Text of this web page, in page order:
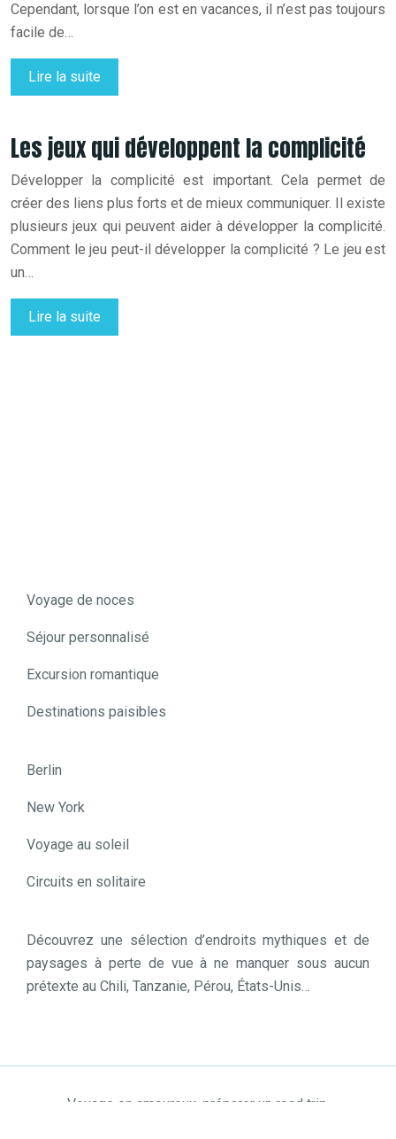
Cependant, lorsque l’on est en vacances, il n’est pas toujours
facile de…
Lire la suite
Les jeux qui développent la complicité
Développer la complicité est important. Cela permet de
créer des liens plus forts et de mieux communiquer. Il existe
plusieurs jeux qui peuvent aider à développer la complicité.
Comment le jeu peut-il développer la complicité ? Le jeu est
un…
Lire la suite
Voyage de noces
Séjour personnalisé
Excursion romantique
Destinations paisibles
Berlin
New York
Voyage au soleil
Circuits en solitaire
Découvrez une sélection d’endroits mythiques et de
paysages à perte de vue à ne manquer sous aucun
prétexte au Chili, Tanzanie, Pérou, États-Unis…
Voyage en amoureux, préparer un road trip.